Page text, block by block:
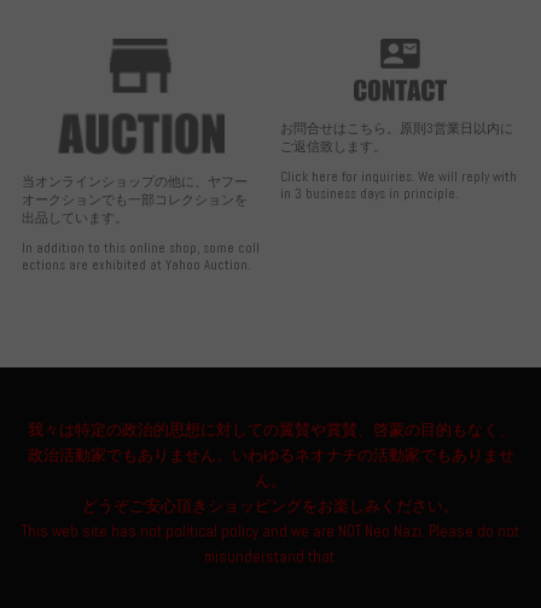
当オンラインショップの他に、ヤフー
オークションでも一部コレクションを
出品しています。
In addition to this online shop, some coll
ections are exhibited at Yahoo Auction.
お問合せはこちら。原則3営業日以内に
ご返信致します。
Click here for inquiries. We will reply with
in 3 business days in principle.
我々は特定の政治的思想に対しての翼賛や賞賛、啓蒙の目的もなく、
政治活動家でもありません。いわゆるネオナチの活動家でもありませ
ん。
どうぞご安心頂きショッピングをお楽しみください。
This web site has not political policy and we are NOT Neo Nazi. Please do not
misunderstand that.